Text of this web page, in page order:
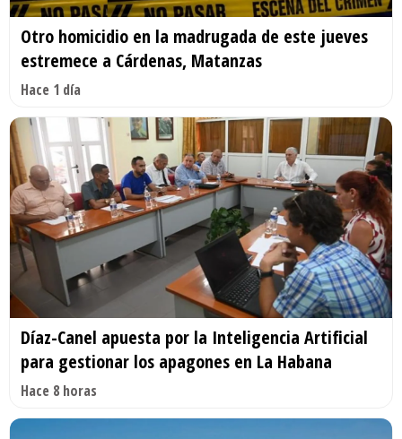
Otro homicidio en la madrugada de este jueves
estremece a Cárdenas, Matanzas
Hace 1 día
Díaz-Canel apuesta por la Inteligencia Artificial
para gestionar los apagones en La Habana
Hace 8 horas